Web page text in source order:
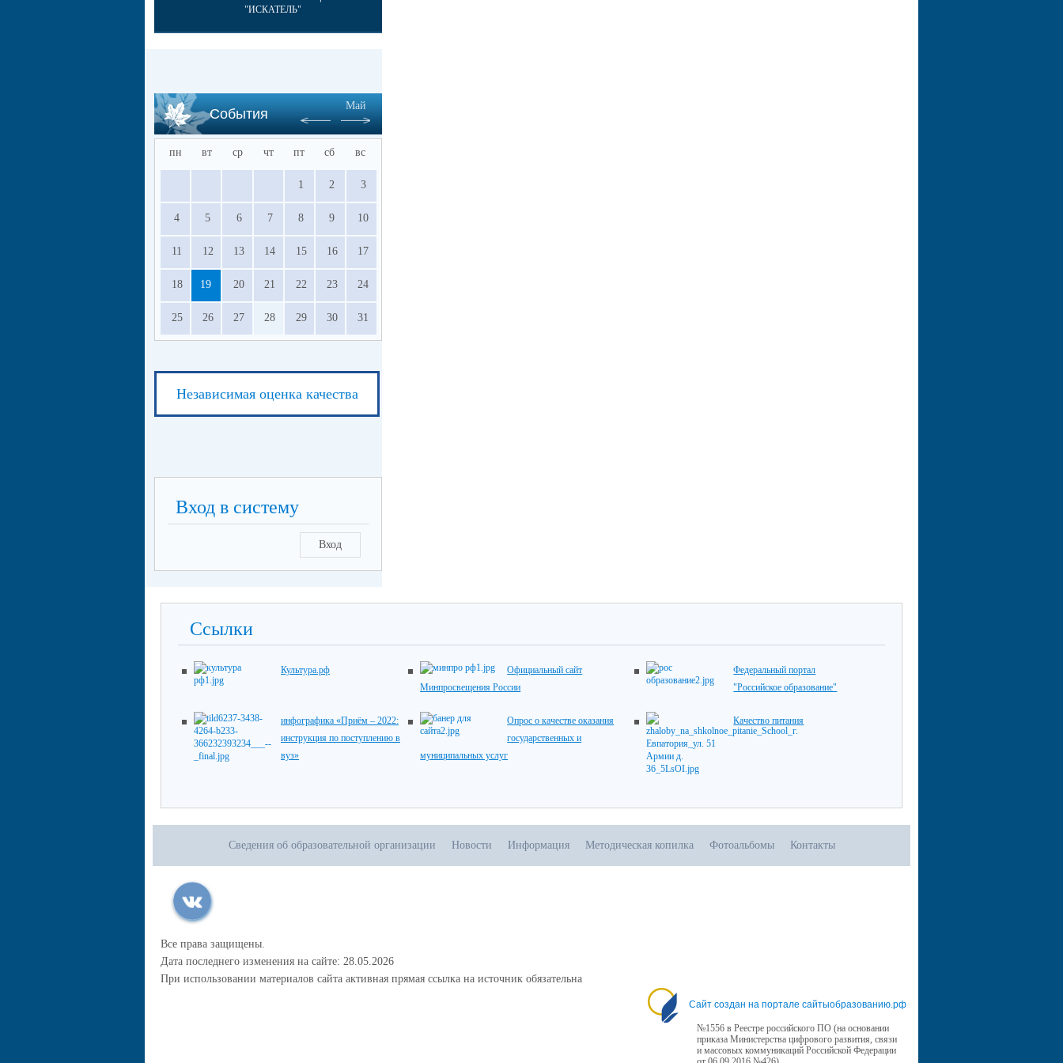
"ИСКАТЕЛЬ"
События
Май
пн вт ср чт пт сб вс
1 2 3
4 5 6 7 8 9 10
11 12 13 14 15 16 17
18 19 20 21 22 23 24
25 26 27 28 29 30 31
Независимая оценка качества
Вход в систему
Вход
Ссылки
Культура.рф
Официальный сайт
Минпросвещения России
Федеральный портал
"Российское образование"
инфографика «Приём – 2022:
инструкция по поступлению в
вуз»
Опрос о качестве оказания
государственных и
муниципальных услуг
Качество питания
Сведения об образовательной организации Новости Информация Методическая копилка Фотоальбомы Контакты
Все права защищены.
Дата последнего изменения на сайте: 28.05.2026
При использовании материалов сайта активная прямая ссылка на источник обязательна
Сайт создан на портале сайтыобразованию.рф
№1556 в Реестре российского ПО (на основании
приказа Министерства цифрового развития, связи
и массовых коммуникаций Российской Федерации